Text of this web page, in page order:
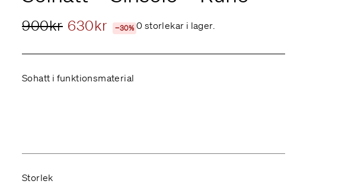
900kr 630kr −30% 0 storlekar i lager.
Sohatt i funktionsmaterial
Storlek